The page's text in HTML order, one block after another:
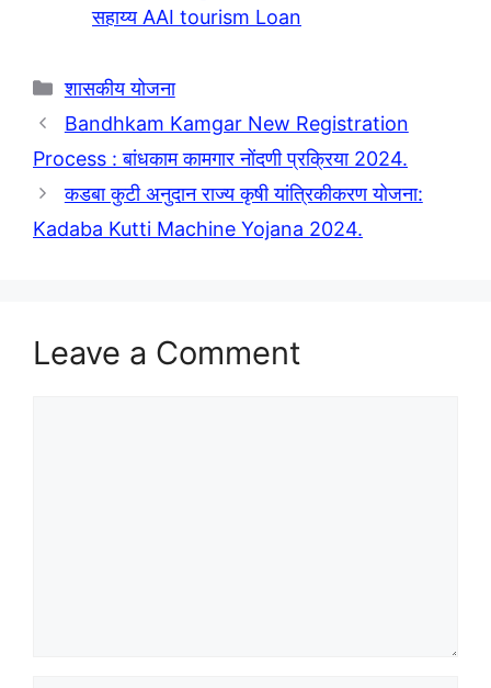
सहाय्य AAI tourism Loan
Categories
शासकीय योजना
Bandhkam Kamgar New Registration
Process : बांधकाम कामगार नोंदणी प्रक्रिया 2024.
कडबा कुटी अनुदान राज्य कृषी यांत्रिकीकरण योजना:
Kadaba Kutti Machine Yojana 2024.
Leave a Comment